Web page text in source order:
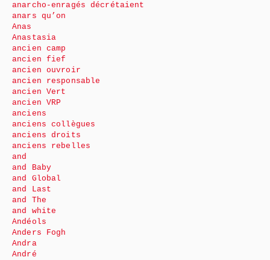
anarcho-enragés décrétaient
anars qu’on
Anas
Anastasia
ancien camp
ancien fief
ancien ouvroir
ancien responsable
ancien Vert
ancien VRP
anciens
anciens collègues
anciens droits
anciens rebelles
and
and Baby
and Global
and Last
and The
and white
Andéols
Anders Fogh
Andra
André